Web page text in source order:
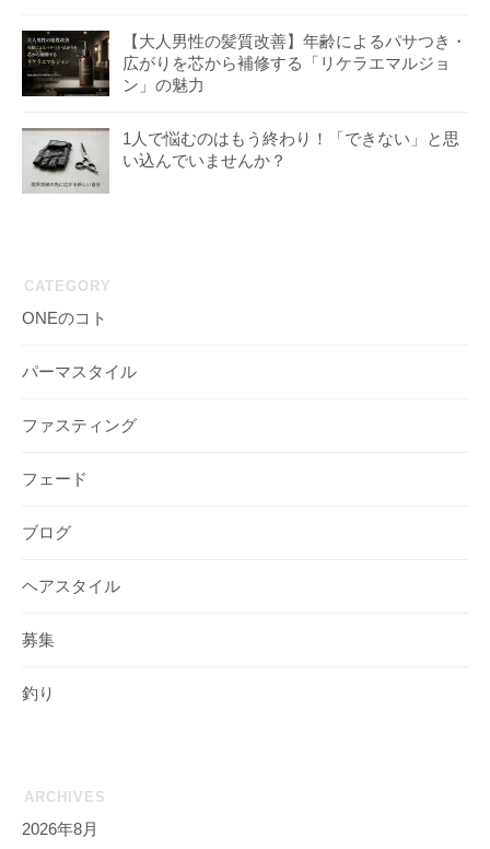
【大人男性の髪質改善】年齢によるパサつき・
広がりを芯から補修する「リケラエマルジョ
ン」の魅力
1人で悩むのはもう終わり！「できない」と思
い込んでいませんか？
CATEGORY
ONEのコト
パーマスタイル
ファスティング
フェード
ブログ
ヘアスタイル
募集
釣り
ARCHIVES
2026年8月